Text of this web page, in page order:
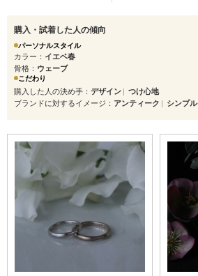
購入・試着した人の傾向
パーソナルスタイル
カラー
イエベ春
骨格
ウェーブ
こだわり
購入した人の決め手 デザイン
つけ心地
ブランドに対するイメージ
アンティーク シンプル